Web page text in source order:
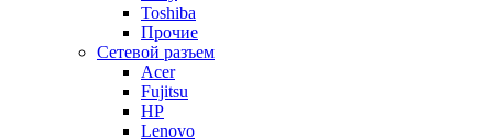
Toshiba
Прочие
Сетевой разъем
Acer
Fujitsu
HP
Lenovo